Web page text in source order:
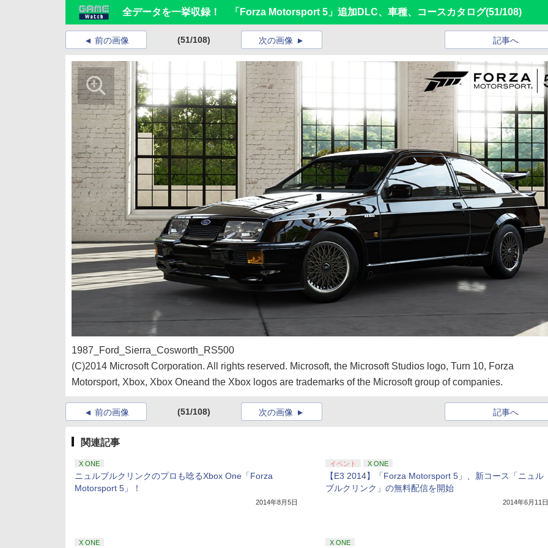
全データを一挙収録！ 「Forza Motorsport 5」追加DLC、車種、コースカタログ(51/108)
前の画像 (51/108) 記事へ
次の画像
1987_Ford_Sierra_Cosworth_RS500
(C)2014 Microsoft Corporation. All rights reserved. Microsoft, the Microsoft Studios logo, Turn 10, Forza
Motorsport, Xbox, Xbox Oneand the Xbox logos are trademarks of the Microsoft group of companies.
前の画像 (51/108) 記事へ
次の画像
関連記事
X ONE
ニュルブルクリンクのプロも唸るXbox One「Forza
Motorsport 5」！
2014年8月5日
イベント X ONE
【E3 2014】「Forza Motorsport 5」、新コース「ニュル
ブルクリンク」の無料配信を開始
2014年6月11日
X ONE X ONE